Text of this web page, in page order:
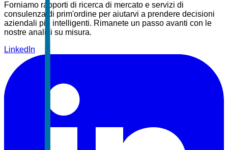
Forniamo rapporti di ricerca di mercato e servizi di
consulenza di prim'ordine per aiutarvi a prendere decisioni
aziendali più intelligenti. Rimanete un passo avanti con le
nostre analisi su misura.
LinkedIn